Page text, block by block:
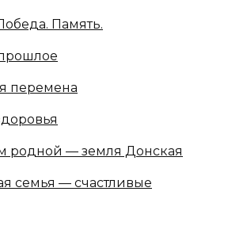
Память.
перемена
родной — земля Донская
семья — счастливые